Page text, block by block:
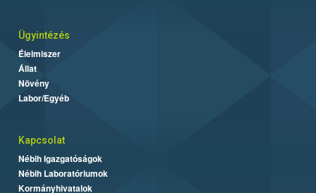
Ügyintézés
Élelmiszer
Állat
Növény
Labor/Egyéb
Kapcsolat
Nébih Igazgatóságok
Nébih Laboratóriumok
Kormányhivatalok